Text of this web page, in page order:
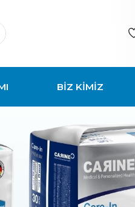
BİZ KİMİZ